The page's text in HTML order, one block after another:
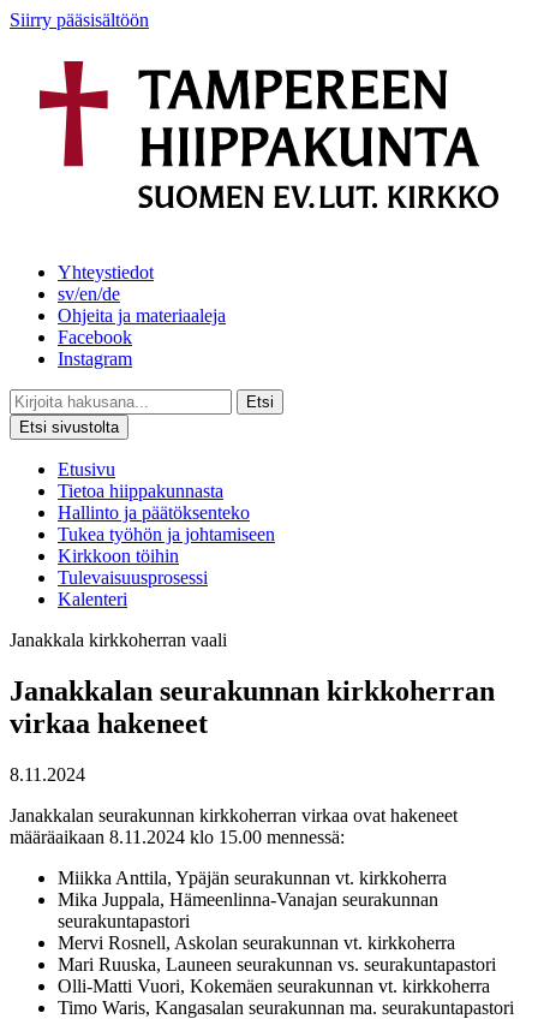
Siirry pääsisältöön
Yhteystiedot
sv/en/de
Ohjeita ja materiaaleja
Facebook
Instagram
Etsi
Etsi sivustolta
Etusivu
Tietoa hiippakunnasta
Hallinto ja päätöksenteko
Tukea työhön ja johtamiseen
Kirkkoon töihin
Tulevaisuusprosessi
Kalenteri
Janakkala kirkkoherran vaali
Janakkalan seurakunnan kirkkoherran
virkaa hakeneet
8.11.2024
Janakkalan seurakunnan kirkkoherran virkaa ovat hakeneet
määräaikaan 8.11.2024 klo 15.00 mennessä:
Miikka Anttila, Ypäjän seurakunnan vt. kirkkoherra
Mika Juppala, Hämeenlinna-Vanajan seurakunnan
seurakuntapastori
Mervi Rosnell, Askolan seurakunnan vt. kirkkoherra
Mari Ruuska, Launeen seurakunnan vs. seurakuntapastori
Olli-Matti Vuori, Kokemäen seurakunnan vt. kirkkoherra
Timo Waris, Kangasalan seurakunnan ma. seurakuntapastori